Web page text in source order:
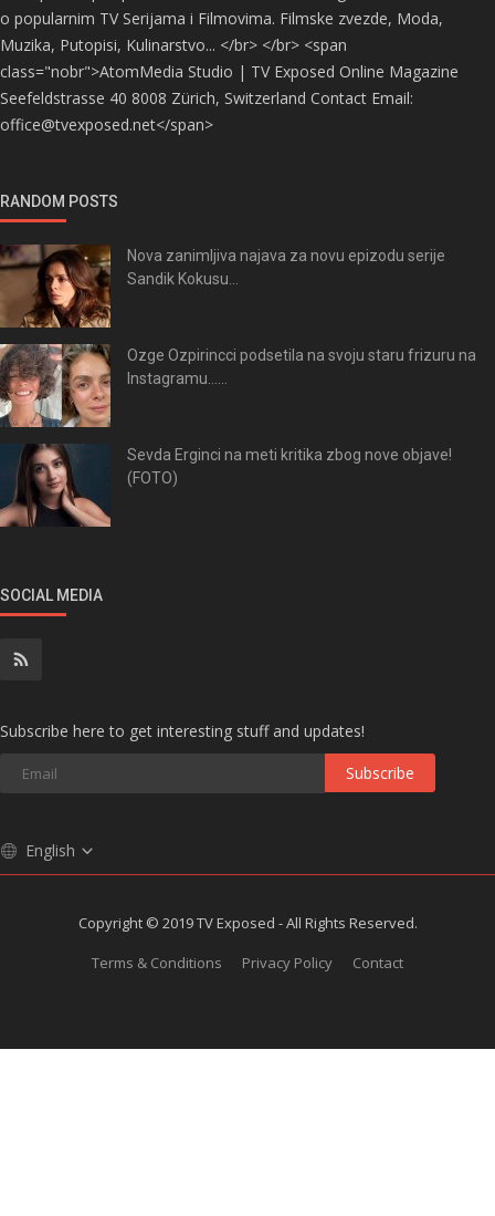
o popularnim TV Serijama i Filmovima. Filmske zvezde, Moda,
Muzika, Putopisi, Kulinarstvo... </br> </br> <span
class="nobr">AtomMedia Studio | TV Exposed Online Magazine
Seefeldstrasse 40 8008 Zürich, Switzerland Contact Email:
office@tvexposed.net</span>
RANDOM POSTS
Nova zanimljiva najava za novu epizodu serije
Sandik Kokusu...
Ozge Ozpirincci podsetila na svoju staru frizuru na
Instagramu......
Sevda Erginci na meti kritika zbog nove objave!
(FOTO)
SOCIAL MEDIA
Subscribe here to get interesting stuff and updates!
Subscribe
English
Copyright © 2019 TV Exposed - All Rights Reserved.
Terms & Conditions
Privacy Policy Contact